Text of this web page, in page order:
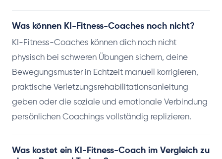
Was können KI-Fitness-Coaches noch nicht?
KI-Fitness-Coaches können dich noch nicht
physisch bei schweren Übungen sichern, deine
Bewegungsmuster in Echtzeit manuell korrigieren,
praktische Verletzungsrehabilitationsanleitung
geben oder die soziale und emotionale Verbindung
persönlichen Coachings vollständig replizieren.
Was kostet ein KI-Fitness-Coach im Vergleich zu